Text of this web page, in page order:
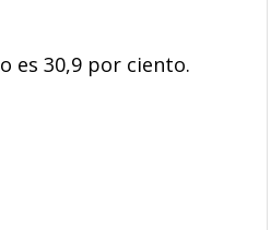
es 30,9 por ciento.